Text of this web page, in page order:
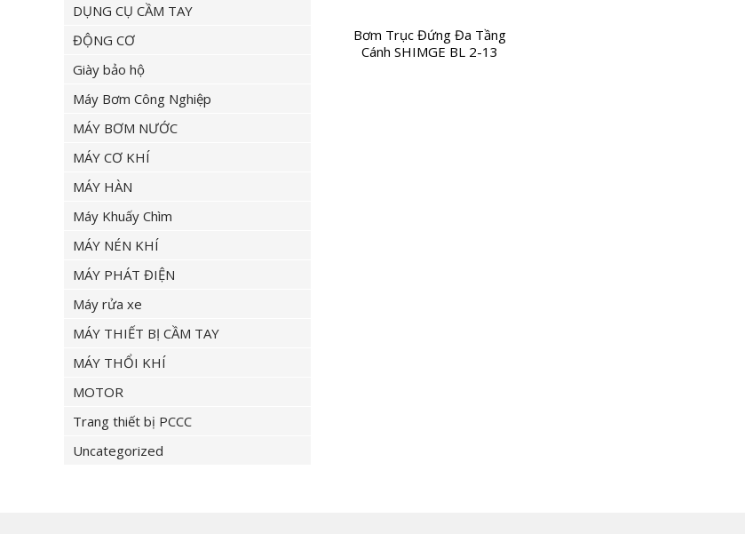
DỤNG CỤ CẦM TAY
ĐỘNG CƠ
Giày bảo hộ
Máy Bơm Công Nghiệp
MÁY BƠM NƯỚC
MÁY CƠ KHÍ
MÁY HÀN
Máy Khuấy Chìm
MÁY NÉN KHÍ
MÁY PHÁT ĐIỆN
Máy rửa xe
MÁY THIẾT BỊ CẦM TAY
MÁY THỔI KHÍ
MOTOR
Trang thiết bị PCCC
Uncategorized
Bơm Trục Đứng Đa Tầng
Cánh SHIMGE BL 2-13